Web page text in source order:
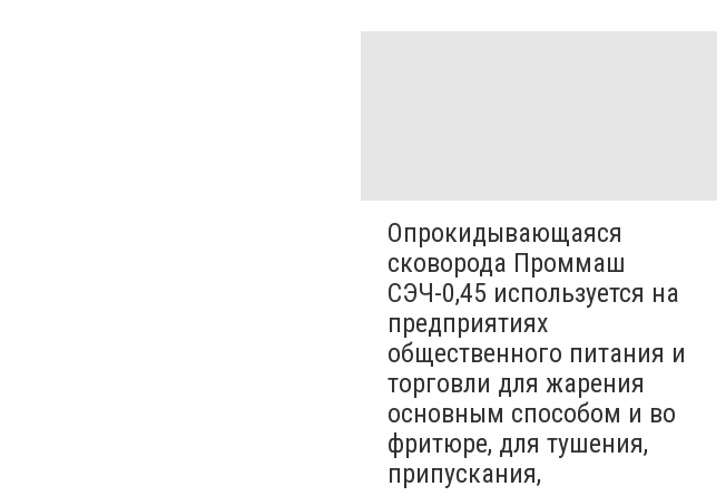
Опрокидывающаяся
сковорода Проммаш
СЭЧ-0,45 используется на
предприятиях
общественного питания и
торговли для жарения
основным способом и во
фритюре, для тушения,
припускания,